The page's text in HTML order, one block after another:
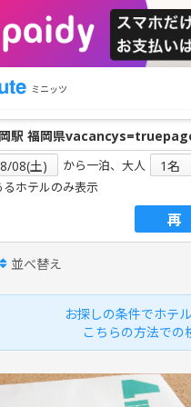
ミニッツ
から一泊、大人
るホテルのみ表示
並べ替え
お探しの条件でホテ
こちらの方法での